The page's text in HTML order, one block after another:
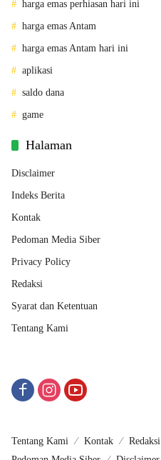
harga emas perhiasan hari ini
harga emas Antam
harga emas Antam hari ini
aplikasi
saldo dana
game
Halaman
Disclaimer
Indeks Berita
Kontak
Pedoman Media Siber
Privacy Policy
Redaksi
Syarat dan Ketentuan
Tentang Kami
Tentang Kami Kontak Redaksi